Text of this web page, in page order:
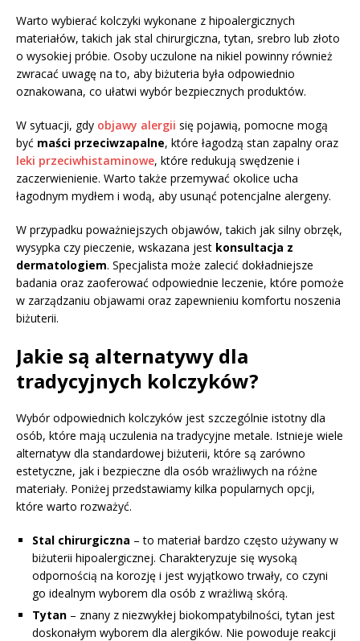
Warto wybierać kolczyki wykonane z hipoalergicznych
materiałów, takich jak stal chirurgiczna, tytan, srebro lub złoto
o wysokiej próbie. Osoby uczulone na nikiel powinny również
zwracać uwagę na to, aby biżuteria była odpowiednio
oznakowana, co ułatwi wybór bezpiecznych produktów.
W sytuacji, gdy objawy alergii się pojawią, pomocne mogą
być maści przeciwzapalne, które łagodzą stan zapalny oraz
leki przeciwhistaminowe, które redukują swędzenie i
zaczerwienienie. Warto także przemywać okolice ucha
łagodnym mydłem i wodą, aby usunąć potencjalne alergeny.
W przypadku poważniejszych objawów, takich jak silny obrzęk,
wysypka czy pieczenie, wskazana jest konsultacja z
dermatologiem. Specjalista może zalecić dokładniejsze
badania oraz zaoferować odpowiednie leczenie, które pomoże
w zarządzaniu objawami oraz zapewnieniu komfortu noszenia
biżuterii.
Jakie są alternatywy dla
tradycyjnych kolczyków?
Wybór odpowiednich kolczyków jest szczególnie istotny dla
osób, które mają uczulenia na tradycyjne metale. Istnieje wiele
alternatyw dla standardowej biżuterii, które są zarówno
estetyczne, jak i bezpieczne dla osób wrażliwych na różne
materiały. Poniżej przedstawiamy kilka popularnych opcji,
które warto rozważyć.
Stal chirurgiczna – to materiał bardzo często używany w
biżuterii hipoalergicznej. Charakteryzuje się wysoką
odpornością na korozję i jest wyjątkowo trwały, co czyni
go idealnym wyborem dla osób z wrażliwą skórą.
Tytan – znany z niezwykłej biokompatybilności, tytan jest
doskonałym wyborem dla alergików. Nie powoduje reakcji